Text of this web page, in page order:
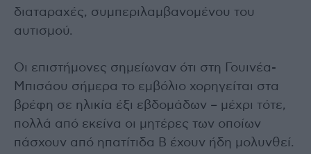
διαταραχές, συμπεριλαμβανομένου του
αυτισμού.
Οι επιστήμονες σημείωναν ότι στη Γουινέα-
Μπισάου σήμερα το εμβόλιο χορηγείται στα
βρέφη σε ηλικία έξι εβδομάδων – μέχρι τότε,
πολλά από εκείνα οι μητέρες των οποίων
πάσχουν από ηπατίτιδα Β έχουν ήδη μολυνθεί.